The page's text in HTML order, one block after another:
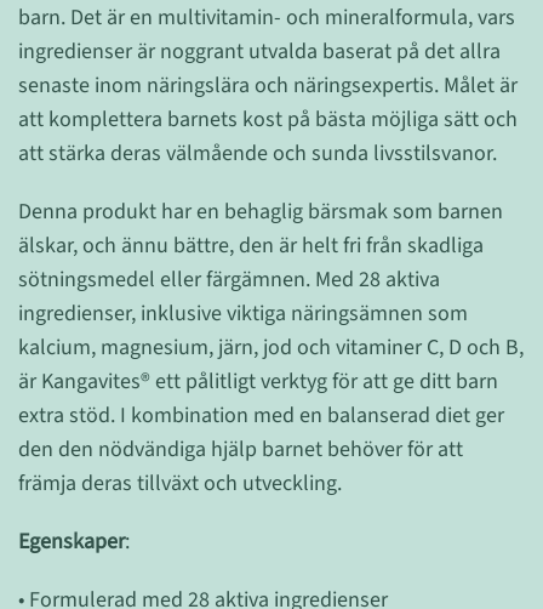
barn. Det är en multivitamin- och mineralformula, vars
ingredienser är noggrant utvalda baserat på det allra
senaste inom näringslära och näringsexpertis. Målet är
att komplettera barnets kost på bästa möjliga sätt och
att stärka deras välmående och sunda livsstilsvanor.
Denna produkt har en behaglig bärsmak som barnen
älskar, och ännu bättre, den är helt fri från skadliga
sötningsmedel eller färgämnen. Med 28 aktiva
ingredienser, inklusive viktiga näringsämnen som
kalcium, magnesium, järn, jod och vitaminer C, D och B,
är Kangavites® ett pålitligt verktyg för att ge ditt barn
extra stöd. I kombination med en balanserad diet ger
den den nödvändiga hjälp barnet behöver för att
främja deras tillväxt och utveckling.
Egenskaper:
• Formulerad med 28 aktiva ingredienser